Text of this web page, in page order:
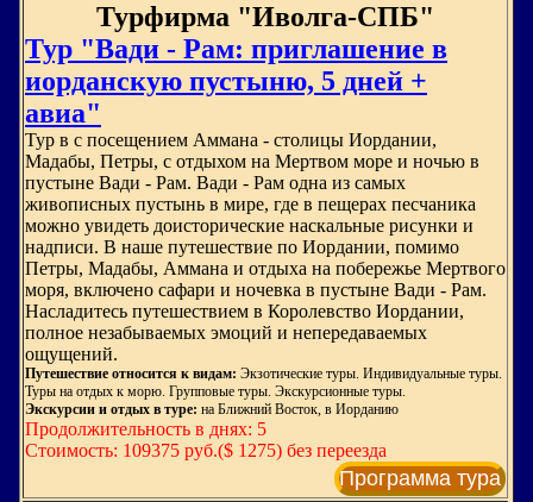
Турфирма "Иволга-СПБ"
Тур "Вади - Рам: приглашение в
иорданскую пустыню, 5 дней +
авиа"
Тур в с посещением Аммана - столицы Иордании,
Мадабы, Петры, с отдыхом на Мертвом море и ночью в
пустыне Вади - Рам. Вади - Рам одна из самых
живописных пустынь в мире, где в пещерах песчаника
можно увидеть доисторические наскальные рисунки и
надписи. В наше путешествие по Иордании, помимо
Петры, Мадабы, Аммана и отдыха на побережье Мертвого
моря, включено сафари и ночевка в пустыне Вади - Рам.
Насладитесь путешествием в Королевство Иордании,
полное незабываемых эмоций и непередаваемых
ощущений.
Путешествие относится к видам: Экзотические туры. Индивидуальные туры.
Туры на отдых к морю. Групповые туры. Экскурсионные туры.
Экскурсии и отдых в туре: на Ближний Восток, в Иорданию
Продолжительность в днях: 5
Стоимость: 109375 руб.($ 1275) без переезда
Программа тура